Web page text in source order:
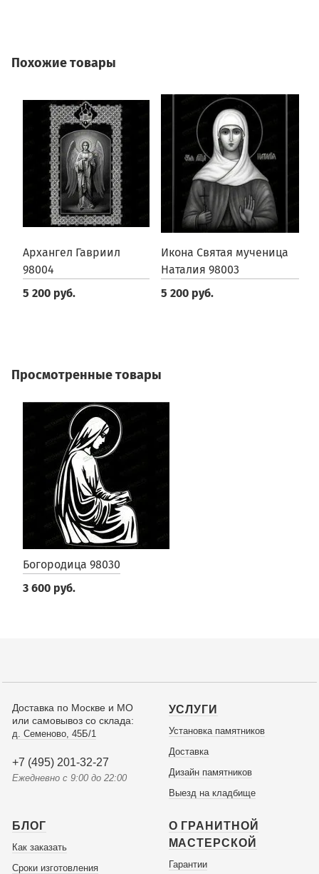
Похожие товары
Архангел Гавриил
98004
5 200 руб.
Икона Святая мученица
Наталия 98003
5 200 руб.
Просмотренные товары
Богородица 98030
3 600 руб.
Доставка по Москве и МО
или самовывоз со склада:
д. Семеново, 45Б/1
+7 (495) 201-32-27
Ежедневно с 9:00 до 22:00
УСЛУГИ
Установка памятников
Доставка
Дизайн памятников
Выезд на кладбище
БЛОГ
Как заказать
Сроки изготовления
О ГРАНИТНОЙ
МАСТЕРСКОЙ
Гарантии